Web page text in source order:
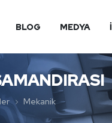
BLOG MEDYA
Mekanik